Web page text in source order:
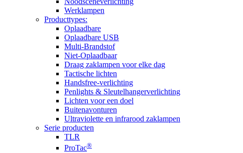
Werklampen
Producttypes:
Oplaadbare
Oplaadbare USB
Multi-Brandstof
Niet-Oplaadbaar
Draag zaklampen voor elke dag
Tactische lichten
Handsfree-verlichting
Penlights & Sleutelhangerverlichting
Lichten voor een doel
Buitenavonturen
Ultraviolette en infrarood zaklampen
Serie producten
TLR
ProTac®